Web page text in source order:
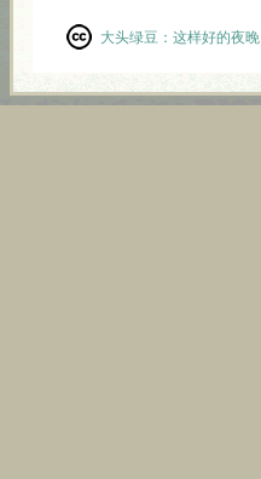
大头绿豆： 这样好的夜晚